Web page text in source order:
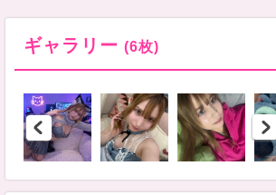
ギャラリー (6枚)